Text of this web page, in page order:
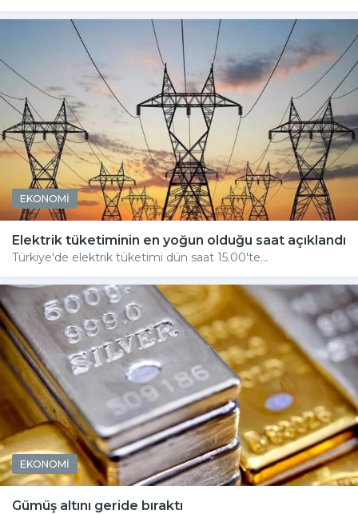
EKONOMİ
Elektrik tüketiminin en yoğun olduğu saat açıklandı
Türkiye'de elektrik tüketimi dün saat 15.00'te...
EKONOMİ
Gümüş altını geride bıraktı